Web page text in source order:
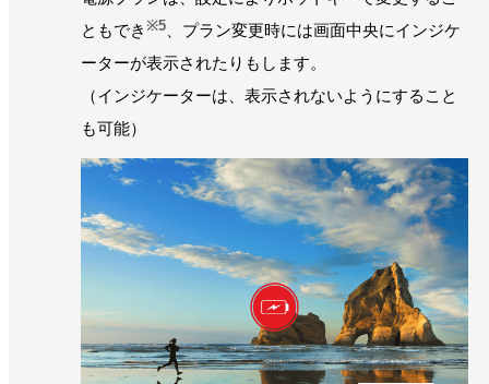
ともでき ※5 、プラン変更時には画面中央にインジケ
ーターが表示されたりもします。
（インジケーターは、表示されないようにすること
も可能）